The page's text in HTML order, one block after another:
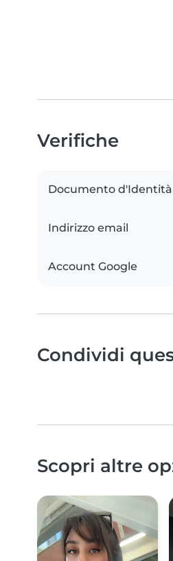
Verifiche
Documento
Indirizzo email
Account Google
Condividi
Scopri altre